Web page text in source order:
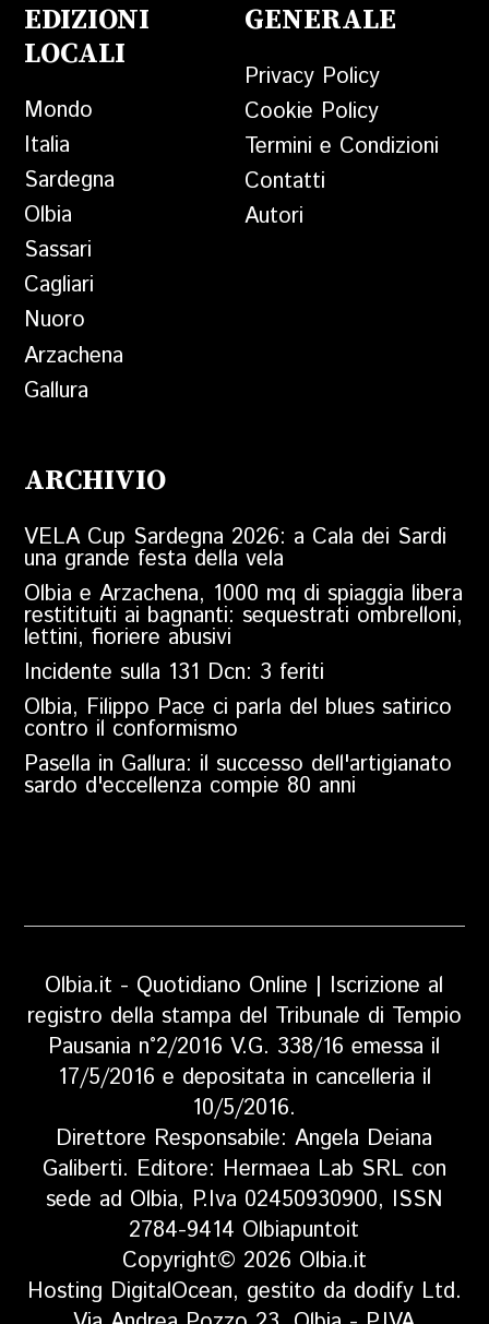
EDIZIONI
LOCALI
Mondo
Italia
Sardegna
Olbia
Sassari
Cagliari
Nuoro
Arzachena
Gallura
GENERALE
Privacy Policy
Cookie Policy
Termini e Condizioni
Contatti
Autori
ARCHIVIO
VELA Cup Sardegna 2026: a Cala dei Sardi
una grande festa della vela
Olbia e Arzachena, 1000 mq di spiaggia libera
restitituiti ai bagnanti: sequestrati ombrelloni,
lettini, fioriere abusivi
Incidente sulla 131 Dcn: 3 feriti
Olbia, Filippo Pace ci parla del blues satirico
contro il conformismo
Pasella in Gallura: il successo dell'artigianato
sardo d'eccellenza compie 80 anni
Olbia.it - Quotidiano Online | Iscrizione al
registro della stampa del Tribunale di Tempio
Pausania n°2/2016 V.G. 338/16 emessa il
17/5/2016 e depositata in cancelleria il
10/5/2016.
Direttore Responsabile: Angela Deiana
Galiberti. Editore: Hermaea Lab SRL con
sede ad Olbia, P.Iva 02450930900, ISSN
2784-9414 Olbiapuntoit
Copyright© 2026 Olbia.it
Hosting DigitalOcean, gestito da dodify Ltd.